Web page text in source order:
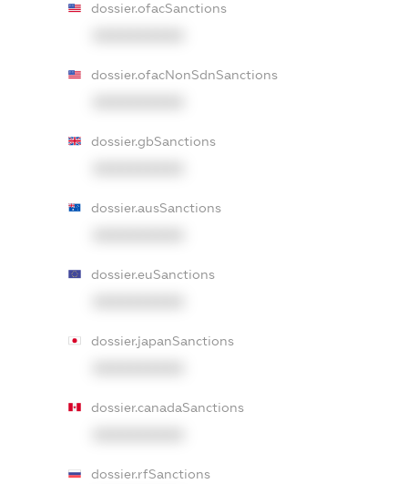
dossier.ofacSanctions
dossier.ofacNonSdnSanctions
dossier.gbSanctions
dossier.ausSanctions
dossier.euSanctions
dossier.japanSanctions
dossier.canadaSanctions
dossier.rfSanctions